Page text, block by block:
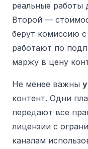
реальные работы
Второй —
берут комиссию
работают по
маржу в цену
Не менее важны
контент. Одни
передают все
лицензии с
каналам